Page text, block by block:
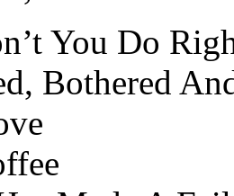
You Do
Bothered